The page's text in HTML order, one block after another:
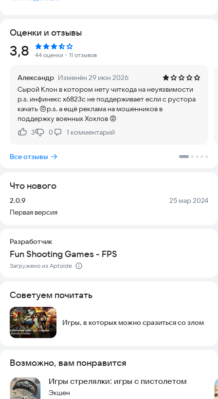
вражеские лагеря, чтобы спасти страну от терроризма.
обеспечить актуальный геймплей. Вы готовы? Станьте
лучшим стрелком в любых условиях! Сражения здесь
максимально реалистичны, позволяя вам почувствовать
себя настоящим героем.
Помните: вы — элитный снайпер. Используйте свое оружие,
чтобы ликвидировать всех врагов в различных зонах боевых
действий. Ваша задача — выжить любой ценой.
Наслаждайтесь каждой битвой и проявляйте тактическое
мышление.
Призовите лучшего стрелка. Оружие готово к бою! Ваш
армией противников. Удачи в бою!
- Реалистичные 3D-эффекты для полного погружения
- Удивительная анимация движений и выстрелов
- Захватывающий геймплей в жанре шутера от первого лица
- Современное вооружение: ружья, пистолеты, снайперские
и автоматические винтовки, дробовики, гранаты
- Множество полей сражений и увлекательных миссий
Скачайте сейчас одну из лучших бесплатных стрелялок от
первого лица. Вступите в бой с преступниками по разным
сценариям.
В игре присутствуют внутренние покупки.
Оценки и отзывы
Рейтинг:
3,8 44 оценки ・11 отзывов
Александр Изменён 29 июн 2026
Сырой Клон в котором нету читкода на неуязвимости
p.s. инфинекс х6823с не поддерживает если с рустора
качать 😠p.s. а ещё реклама на мошенников в
поддержку военных Хохлов 😡
Нравится:
3Не нравится:
0 1 комментарий
Все отзывы
Что нового
Версия:
2.0.9 Дата:
25 мар 2024
Первая версия
Разработчик
Fun Shooting Games - FPS
Загружено из Aptoide
Советуем почитать
Игры, в которых можно сразиться со злом
Возможно, вам понравится
Игры стрелялки: игры с пистолетом
Экшен